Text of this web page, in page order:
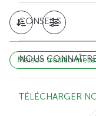
CONSEILS
NOUS
TÉLÉCHARGER
Maison traditionnelle